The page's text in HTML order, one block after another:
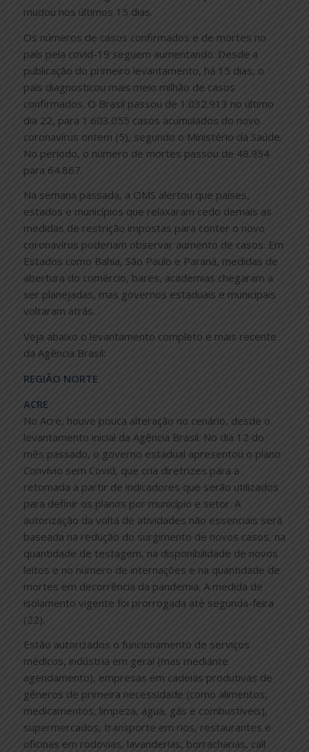
mudou nos últimos 15 dias.
Os números de casos confirmados e de mortes no
país pela covid-19 seguem aumentando. Desde a
publicação do primeiro levantamento, há 15 dias, o
país diagnosticou mais meio milhão de casos
confirmados. O Brasil passou de 1.032.913 no último
dia 22, para 1.603.055 casos acumulados do novo
coronavírus ontem (5), segundo o Ministério da Saúde.
No período, o número de mortes passou de 48.954
para 64.867.
Na semana passada, a OMS alertou que países,
estados e municípios que relaxaram cedo demais as
medidas de restrição impostas para conter o novo
coronavírus poderiam observar aumento de casos. Em
Estados como Bahia, São Paulo e Paraná, medidas de
abertura do comércio, bares, academias chegaram a
ser planejadas, mas governos estaduais e municipais
voltaram atrás.
Veja abaixo o levantamento completo e mais recente
da Agência Brasil:
REGIÃO NORTE
ACRE
No Acre, houve pouca alteração no cenário, desde o
levantamento inicial da Agência Brasil. No dia 12 do
mês passado, o governo estadual apresentou o plano
Convívio sem Covid, que cria diretrizes para a
retomada a partir de indicadores que serão utilizados
para definir os planos por município e setor. A
autorização da volta de atividades não essenciais será
baseada na redução do surgimento de novos casos, na
quantidade de testagem, na disponibilidade de novos
leitos e no número de internações e na quantidade de
mortes em decorrência da pandemia. A medida de
isolamento vigente foi prorrogada até segunda-feira
(22).
Estão autorizados o funcionamento de serviços
médicos, indústria em geral (mas mediante
agendamento), empresas em cadeias produtivas de
gêneros de primeira necessidade (como alimentos,
medicamentos, limpeza, água, gás e combustíveis),
supermercados, transporte em rios, restaurantes e
oficinas em rodovias, lavanderias, borracharias, call